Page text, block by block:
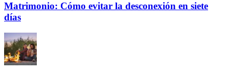
Matrimonio: Cómo evitar la desconexión en siete
días